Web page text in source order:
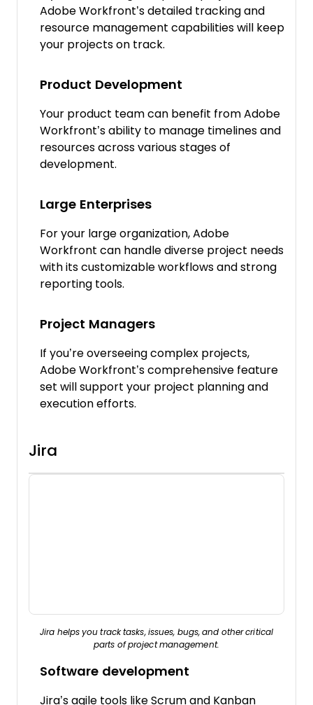
Adobe Workfront’s detailed tracking and
resource management capabilities will keep
your projects on track.
Product Development
Your product team can benefit from Adobe
Workfront’s ability to manage timelines and
resources across various stages of
development.
Large Enterprises
For your large organization, Adobe
Workfront can handle diverse project needs
with its customizable workflows and strong
reporting tools.
Project Managers
If you’re overseeing complex projects,
Adobe Workfront’s comprehensive feature
set will support your project planning and
execution efforts.
Jira
Jira helps you track tasks, issues, bugs, and other critical
parts of project management.
Software development
Jira’s agile tools like Scrum and Kanban